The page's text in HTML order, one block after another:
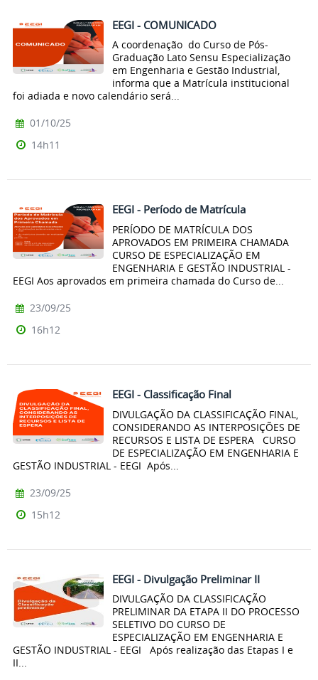
EEGI - COMUNICADO
A coordenação do Curso de Pós-
Graduação Lato Sensu Especialização
em Engenharia e Gestão Industrial,
informa que a Matrícula institucional
foi adiada e novo calendário será...
01/10/25
14h11
EEGI - Período de Matrícula
PERÍODO DE MATRÍCULA DOS
APROVADOS EM PRIMEIRA CHAMADA
CURSO DE ESPECIALIZAÇÃO EM
ENGENHARIA E GESTÃO INDUSTRIAL -
EEGI Aos aprovados em primeira chamada do Curso de...
23/09/25
16h12
EEGI - Classificação Final
DIVULGAÇÃO DA CLASSIFICAÇÃO FINAL,
CONSIDERANDO AS INTERPOSIÇÕES DE
RECURSOS E LISTA DE ESPERA CURSO
DE ESPECIALIZAÇÃO EM ENGENHARIA E
GESTÃO INDUSTRIAL - EEGI Após...
23/09/25
15h12
EEGI - Divulgação Preliminar II
DIVULGAÇÃO DA CLASSIFICAÇÃO
PRELIMINAR DA ETAPA II DO PROCESSO
SELETIVO DO CURSO DE
ESPECIALIZAÇÃO EM ENGENHARIA E
GESTÃO INDUSTRIAL - EEGI Após realização das Etapas I e
II...